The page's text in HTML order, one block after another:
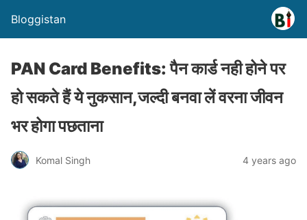
Bloggistan
PAN Card Benefits: पैन कार्ड नही होने पर
हो सकते हैं ये नुकसान,जल्दी बनवा लें वरना जीवन
भर होगा पछताना
Komal Singh 4 years ago